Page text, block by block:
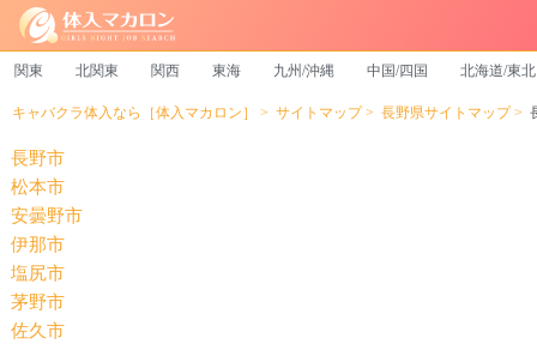
関東 北関東 関西 東海 九州/沖縄 中国/四国 北海道/東北
キャバクラ体入なら［体入マカロン］ サイトマップ 長野県サイトマップ
長野市
松本市
安曇野市
伊那市
塩尻市
茅野市
佐久市